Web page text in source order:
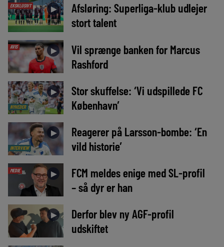
EKSKLUSIVT ►
Afsløring: Superliga-klub udlejer
stort talent
AVIS ►
Vil sprænge banken for Marcus
Rashford
NYHEDER
►
Stor skuffelse: ‘Vi udspillede FC
København’
INTERVIEW
►
Reagerer på Larsson-bombe: ‘En
vild historie’
MEDIE ►
FCM meldes enige med SL-profil
– så dyr er han
►
Derfor blev ny AGF-profil
udskiftet